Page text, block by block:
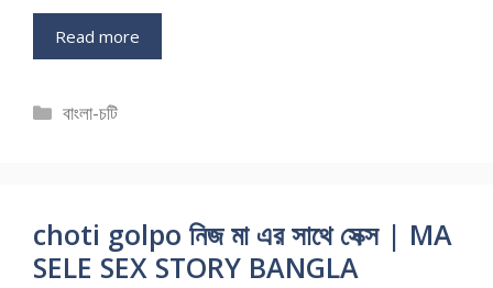
Read more
Categories
বাংলা-চটি
choti golpo নিজ মা এর সাথে সেক্স | MA
SELE SEX STORY BANGLA